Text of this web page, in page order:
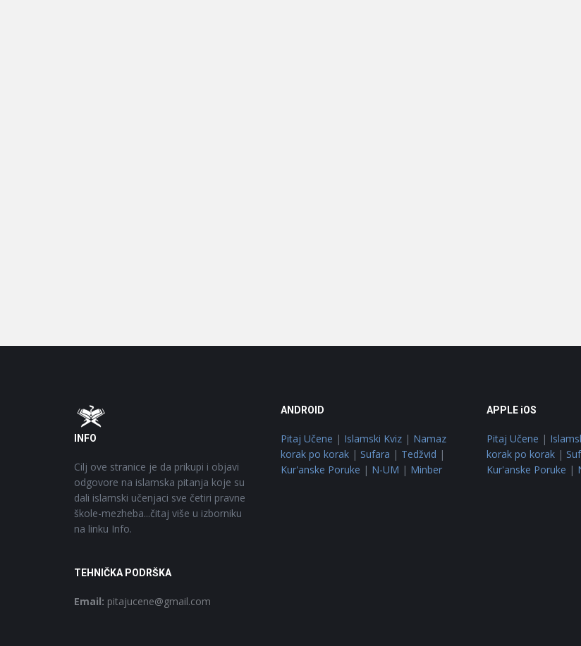
Footer
INFO
Cilj ove stranice je da prikupi i objavi
odgovore na islamska pitanja koje su
dali islamski učenjaci sve četiri pravne
škole-mezheba...čitaj više u izborniku
na linku Info.
TEHNIČKA PODRŠKA
Email: pitajucene@gmail.com
ANDROID
Pitaj Učene | Islamski Kviz| Namaz
korak po korak| Sufara | Tedžvid |
Kur'anske Poruke | N-UM | Minber
APPLE iOS
Pitaj Učene |
korak po korak |
Kur'anske Poruke |